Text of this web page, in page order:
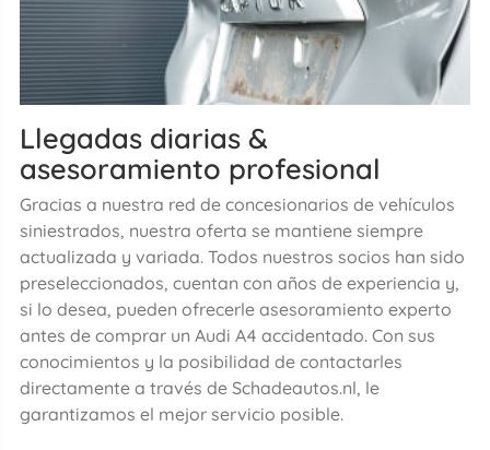
Llegadas diarias &
asesoramiento profesional
Gracias a nuestra red de concesionarios de vehículos
siniestrados, nuestra oferta se mantiene siempre
actualizada y variada. Todos nuestros socios han sido
preseleccionados, cuentan con años de experiencia y,
si lo desea, pueden ofrecerle asesoramiento experto
antes de comprar un Audi A4 accidentado. Con sus
conocimientos y la posibilidad de contactarles
directamente a través de Schadeautos.nl, le
garantizamos el mejor servicio posible.